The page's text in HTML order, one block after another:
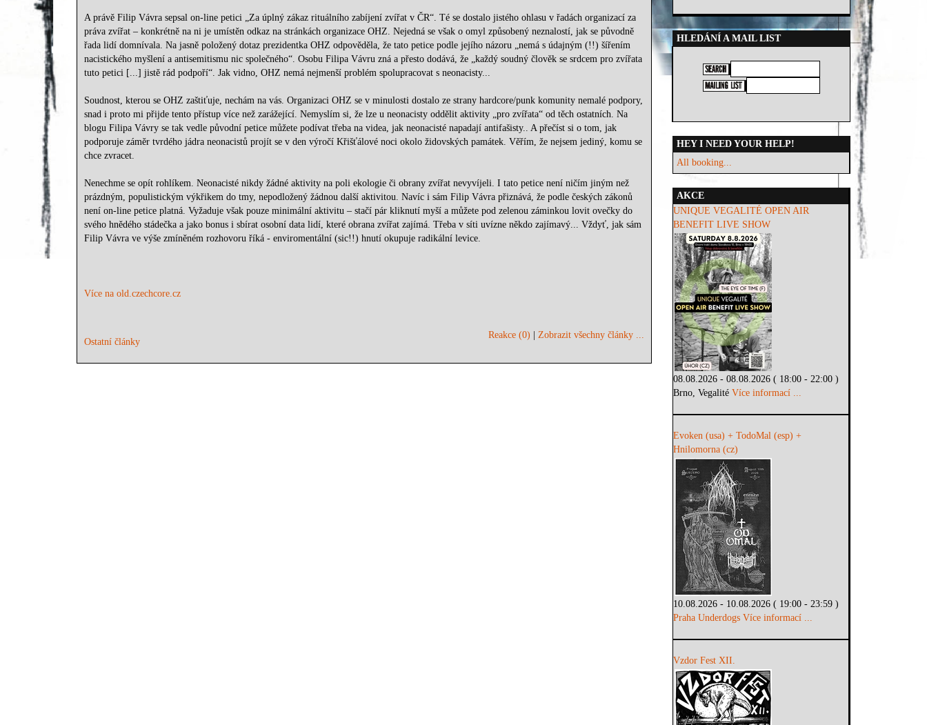
A právě Filip Vávra sepsal on-line petici „Za úplný zákaz rituálního zabíjení zvířat v ČR“. Té se dostalo jistého ohlasu v řadách organizací za
práva zvířat – konkrétně na ni je umístěn odkaz na stránkách organizace OHZ. Nejedná se však o omyl způsobený neznalostí, jak se původně
řada lidí domnívala. Na jasně položený dotaz prezidentka OHZ odpověděla, že tato petice podle jejího názoru „nemá s údajným (!!) šířením
nacistického myšlení a antisemitismu nic společného“. Osobu Filipa Vávru zná a přesto dodává, že „každý soudný člověk se srdcem pro zvířata
tuto petici [...] jistě rád podpoří“. Jak vidno, OHZ nemá nejmenší problém spolupracovat s neonacisty...
Soudnost, kterou se OHZ zaštiťuje, nechám na vás. Organizaci OHZ se v minulosti dostalo ze strany hardcore/punk komunity nemalé podpory,
snad i proto mi přijde tento přístup více než zarážející. Nemyslím si, že lze u neonacisty oddělit aktivity „pro zvířata“ od těch ostatních. Na
blogu Filipa Vávry se tak vedle původní petice můžete podívat třeba na videa, jak neonacisté napadají antifašisty.. A přečíst si o tom, jak
podporuje záměr tvrdého jádra neonacistů projít se v den výročí Křišťálové noci okolo židovských památek. Věřím, že nejsem jediný, komu se
chce zvracet.
Nenechme se opít rohlíkem. Neonacisté nikdy žádné aktivity na poli ekologie či obrany zvířat nevyvíjeli. I tato petice není ničím jiným než
prázdným, populistickým výkřikem do tmy, nepodložený žádnou další aktivitou. Navíc i sám Filip Vávra přiznává, že podle českých zákonů
není on-line petice platná. Vyžaduje však pouze minimální aktivitu – stačí pár kliknutí myší a můžete pod zelenou záminkou lovit ovečky do
svého hnědého stádečka a jako bonus i sbírat osobní data lidí, které obrana zvířat zajímá. Třeba v síti uvízne někdo zajímavý... Vždyť, jak sám
Filip Vávra ve výše zmíněném rozhovoru říká - enviromentální (sic!!) hnutí okupuje radikální levice.
Více na old.czechcore.cz
Ostatní články
Reakce (0) Zobrazit všechny články ...
HLEDÁNÍ A MAIL LIST
HEY I NEED YOUR HELP!
All booking...
AKCE
UNIQUE VEGALITÉ OPEN AIR
BENEFIT LIVE SHOW
08.08.2026 - 08.08.2026 ( 18:00 - 22:00 )
Brno, VegalitéVíce informací ...
Evoken (usa) + TodoMal (esp) +
Hnilomorna (cz)
10.08.2026 - 10.08.2026 ( 19:00 - 23:59 )
Praha Underdogs Více informací ...
Vzdor Fest XII.